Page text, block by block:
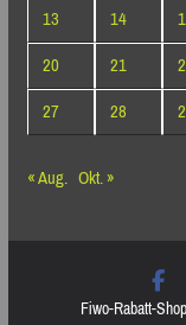
13
14
20
21
27
28
« Aug. Okt. »
Fiwo-Rabatt-